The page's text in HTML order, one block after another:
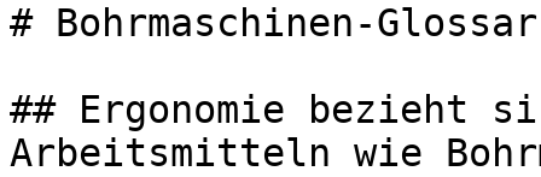
# Bohrmaschinen-
## Ergonomie bezieht
Arbeitsmitteln wie